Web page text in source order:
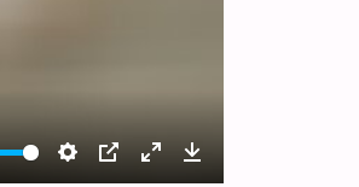
Settings
PIP EnterDownload